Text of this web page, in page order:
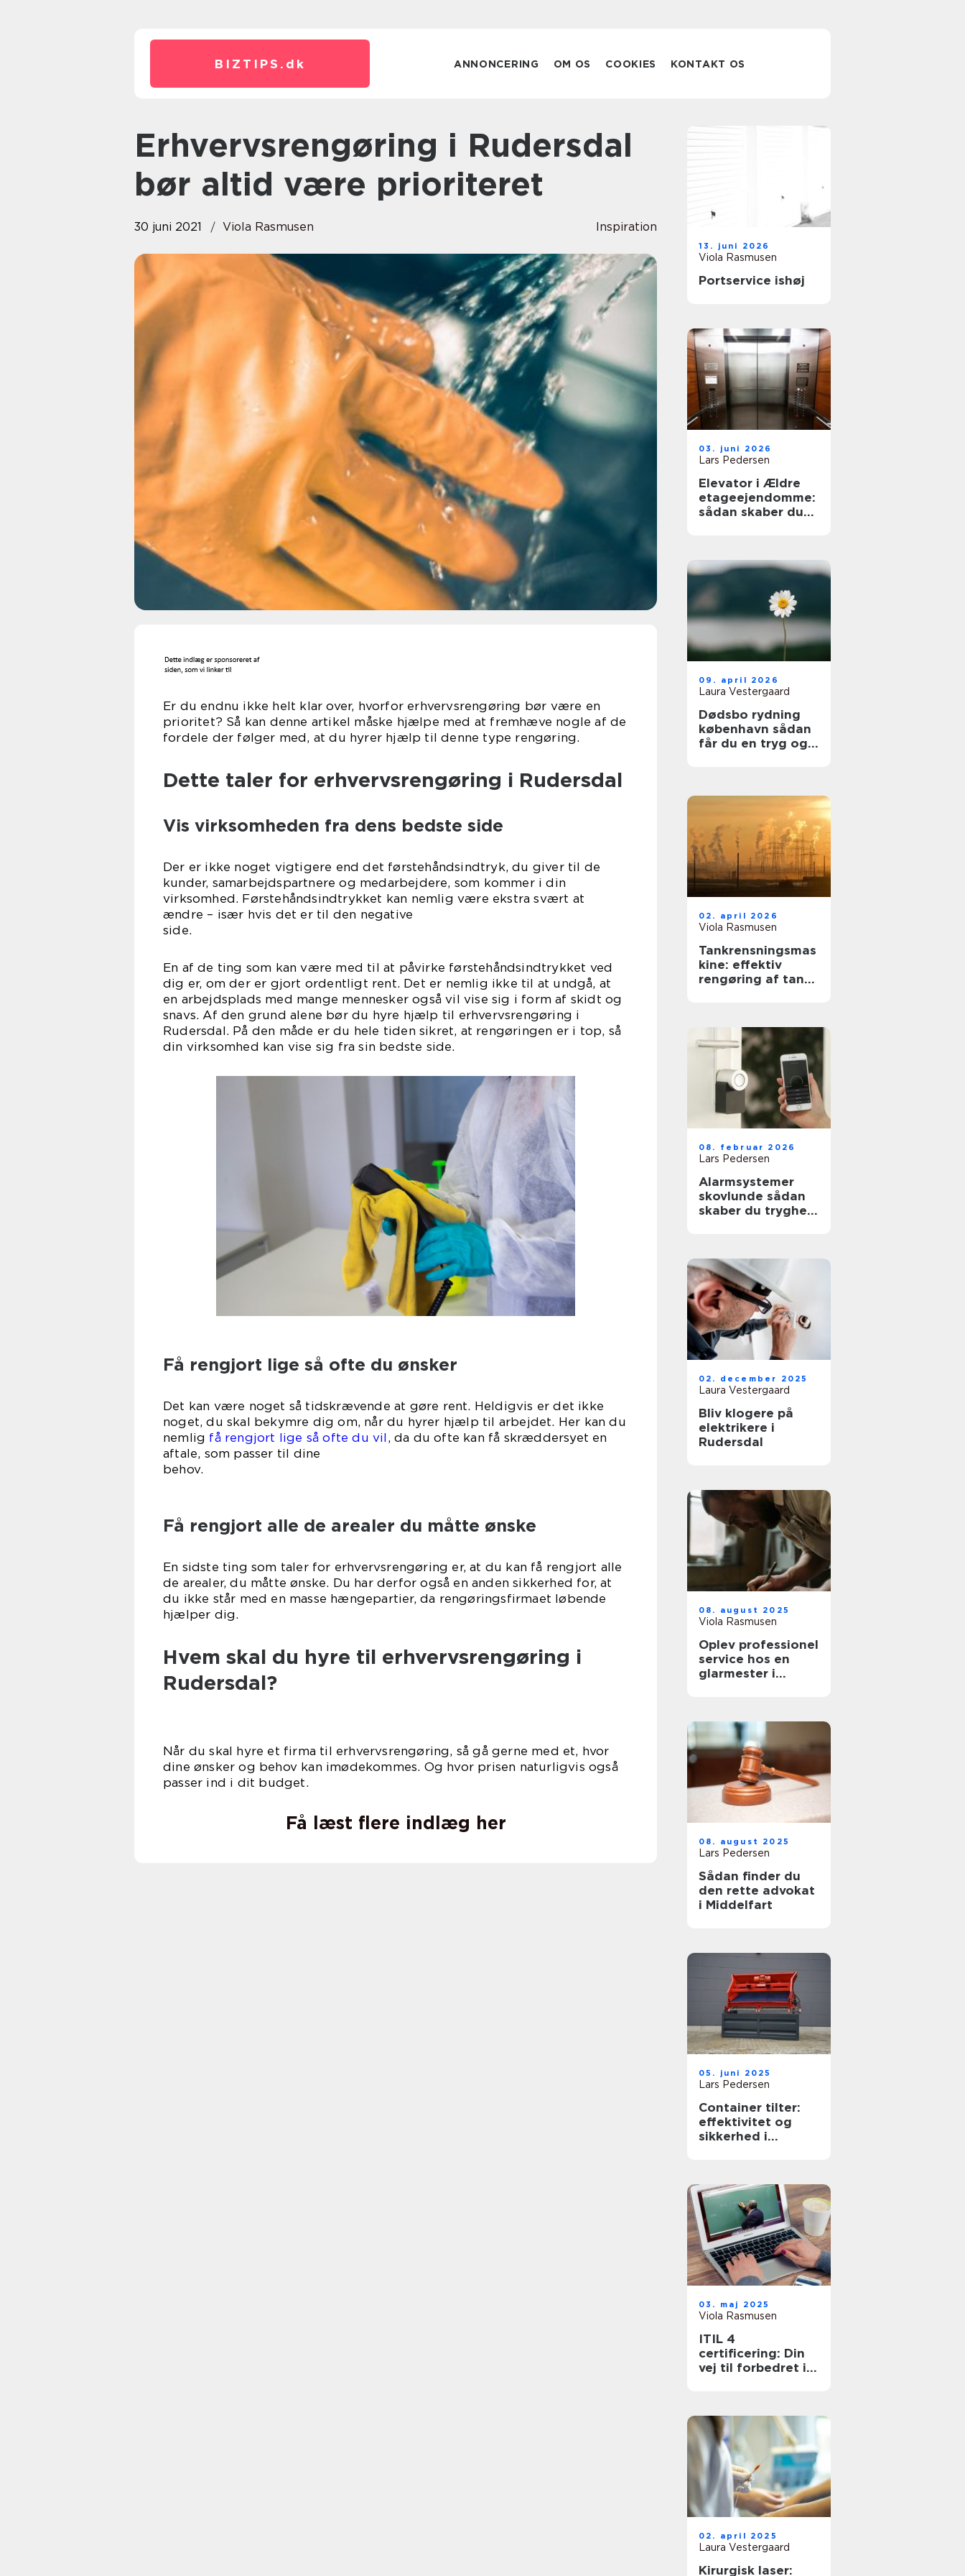
BIZTIPS. dk ANNONCERING OM OS COOKIES KONTAKT OS
Erhvervsrengøring i Rudersdal
bør altid være prioriteret
30 juni 2021 Viola Rasmusen Inspiration
Er du endnu ikke helt klar over, hvorfor erhvervsrengøring bør være en
prioritet? Så kan denne artikel måske hjælpe med at fremhæve nogle af de
fordele der følger med, at du hyrer hjælp til denne type rengøring.
Dette taler for erhvervsrengøring i Rudersdal
Vis virksomheden fra dens bedste side
Der er ikke noget vigtigere end det førstehåndsindtryk, du giver til de
kunder, samarbejdspartnere og medarbejdere, som kommer i din
virksomhed. Førstehåndsindtrykket kan nemlig være ekstra svært at
ændre – især hvis det er til den negative
side.
En af de ting som kan være med til at påvirke førstehåndsindtrykket ved
dig er, om der er gjort ordentligt rent. Det er nemlig ikke til at undgå, at
en arbejdsplads med mange mennesker også vil vise sig i form af skidt og
snavs. Af den grund alene bør du hyre hjælp til erhvervsrengøring i
Rudersdal. På den måde er du hele tiden sikret, at rengøringen er i top, så
din virksomhed kan vise sig fra sin bedste side.
Få rengjort lige så ofte du ønsker
Det kan være noget så tidskrævende at gøre rent. Heldigvis er det ikke
noget, du skal bekymre dig om, når du hyrer hjælp til arbejdet. Her kan du
nemlig få rengjort lige så ofte du vil , da du ofte kan få skræddersyet en
aftale, som passer til dine
behov.
Få rengjort alle de arealer du måtte ønske
En sidste ting som taler for erhvervsrengøring er, at du kan få rengjort alle
de arealer, du måtte ønske. Du har derfor også en anden sikkerhed for, at
du ikke står med en masse hængepartier, da rengøringsfirmaet løbende
hjælper dig.
Hvem skal du hyre til erhvervsrengøring i
Rudersdal?
Når du skal hyre et firma til erhvervsrengøring, så gå gerne med et, hvor
dine ønsker og behov kan imødekommes. Og hvor prisen naturligvis også
passer ind i dit budget.
Få læst flere indlæg her
13. juni 2026
Viola Rasmusen
Portservice ishøj
03. juni 2026
Lars Pedersen
Elevator i Ældre
etageejendomme:
sådan skaber du
09. april 2026
Laura Vestergaard
Dødsbo rydning
københavn sådan
får du en tryg og
02. april 2026
Viola Rasmusen
Tankrensningsmas
kine: effektiv
rengøring af tanke
08. februar 2026
Lars Pedersen
Alarmsystemer
skovlunde sådan
skaber du tryghed
02. december 2025
Laura Vestergaard
Bliv klogere på
elektrikere i
Rudersdal
08. august 2025
Viola Rasmusen
Oplev professionel
service hos en
glarmester i
08. august 2025
Lars Pedersen
Sådan finder du
den rette advokat
i Middelfart
05. juni 2025
Lars Pedersen
Container tilter:
effektivitet og
sikkerhed i
03. maj 2025
Viola Rasmusen
ITIL 4
certificering: Din
vej til forbedret it-
02. april 2025
Laura Vestergaard
Kirurgisk laser: